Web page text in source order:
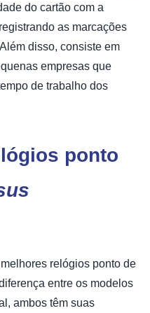
do cartão com a
as marcações
disso, consiste em
empresas que
de trabalho dos
ponto
relógios ponto de
entre os modelos
ambos têm suas